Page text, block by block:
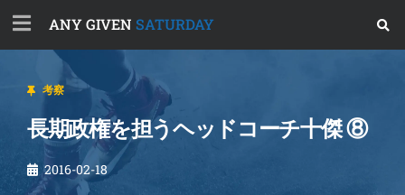
ANY GIVEN SATURDAY
考察
長期政権を担うヘッドコーチ十傑 ⑧
2016-02-18